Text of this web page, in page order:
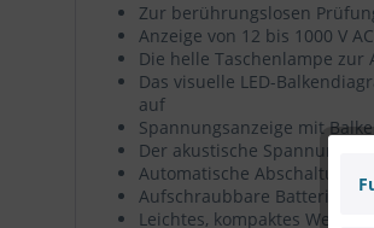
Zur berührungslosen
Anzeige von 12 bis 1000 V
Die helle Taschenlampe
Das visuelle LED-
auf
Spannungsanzeige mit
Der akustische
Automatische Abschaltung
Aufschraubbare
Leichtes, kompaktes